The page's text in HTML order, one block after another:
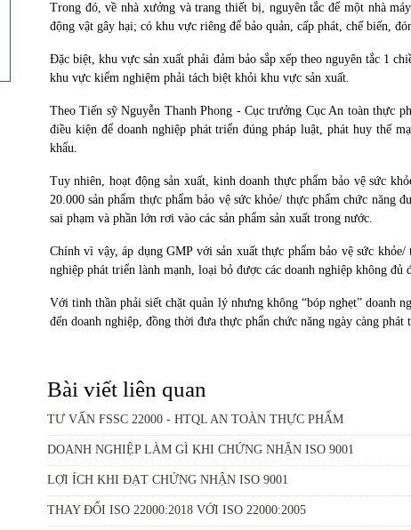
Trong đó, về nhà xưởng và trang thiết bị, nguyên tắc để một nhà
động vật gây hại; có khu vực riêng để bảo quản, cấp phát, chế biến,
Đặc biệt, khu vực sản xuất phải đảm bảo sắp xếp theo nguyên tắc 1
khu vực kiểm nghiệm phải tách biệt khỏi khu vực sản xuất.
Theo Tiến sỹ Nguyễn Thanh Phong - Cục trưởng Cục An toàn thực
điều kiện để doanh nghiệp phát triển đúng pháp luật, phát huy thế
khẩu.
Tuy nhiên, hoạt động sản xuất, kinh doanh thực phẩm bảo vệ sức
20.000 sản phẩm thực phẩm bảo vệ sức khỏe/ thực phẩm chức năng
sai phạm và phần lớn rơi vào các sản phẩm sản xuất trong nước.
Chính vì vậy, áp dụng GMP với sản xuấtthực phẩm bảo vệ sức khỏe/
nghiệp phát triển lành mạnh, loại bỏ được các doanh nghiệp không
Với tinh thần phải siết chặt quản lý nhưng không “bóp nghẹt” doanh
đến doanh nghiệp, đồng thời đưa thực phẩn chức năng ngày càng
Bài viết liên quan
TƯ VẤN FSSC 22000 - HTQL AN TOÀN THỰC PHẨM
DOANH NGHIỆP LÀM GÌ KHI CHỨNG NHẬN ISO 9001
LỢI ÍCH KHI ĐẠT CHỨNG NHẬN ISO 9001
THAY ĐỔI ISO 22000:2018 VỚI ISO 22000:2005